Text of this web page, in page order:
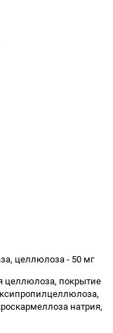
целлюлоза - 50 мг
целлюлоза, покрытие
натрия,